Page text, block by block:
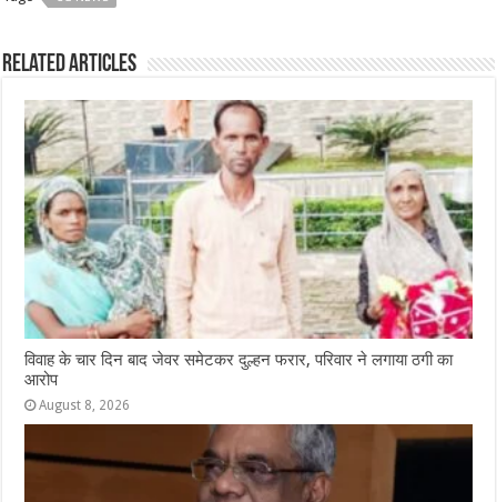
e
b
o
o
k
s
A
p
p
n
g
e
r
r ra
m
Related Articles
विवाह के चार दिन बाद जेवर समेटकर दुल्हन फरार, परिवार ने लगाया ठगी का
आरोप
August 8, 2026